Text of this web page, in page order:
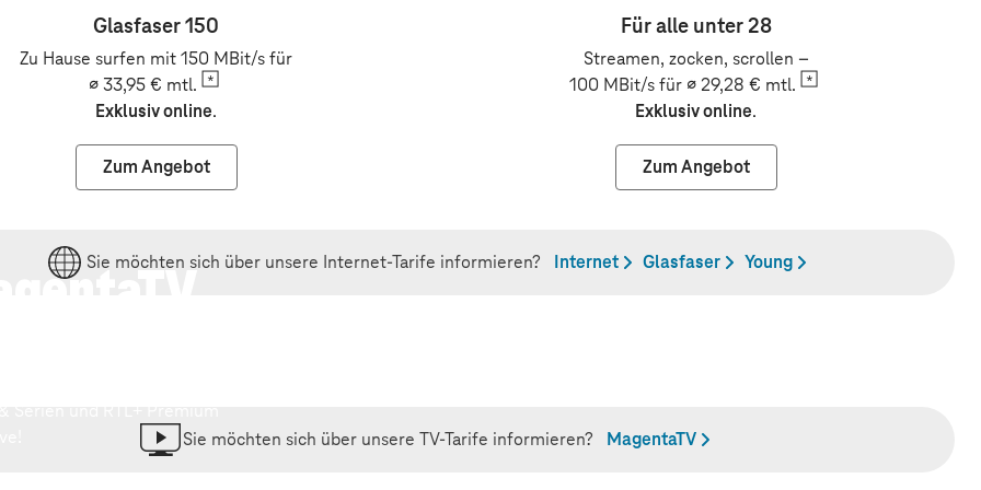
Glasfaser 150
Zu Hause surfen mit 150 MBit/s für
∅ 33,95 € mtl.
Exklusiv online.
Zum Angebot
Für alle unter 28
Streamen, zocken, scrollen –
100 MBit/s für ∅ 29,28 € mtl.
Exklusiv online.
Zum Angebot
Sie möchten sich über unsere Internet-Tarife informieren? Internet Glasfaser Young
Sie möchten sich über unsere TV-Tarife informieren? MagentaTV